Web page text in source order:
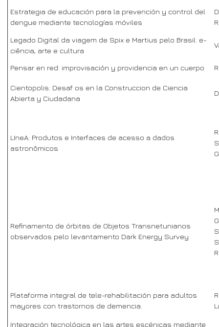
Estrategia de educación para la prevención y control del
dengue mediante tecnologías móviles
Legado Digital da viagem de Spix e Martius pelo Brasil: e-
ciência, arte e cultura
Pensar en red: improvisación y providencia en un cuerpo
Cientopolis: Desaf os en la Construccion de Ciencia
Abierta y Ciudadana
LIneA: Produtos e Interfaces de acesso a dados
astronômicos
Refinamento de órbitas de Objetos Transnetunianos
observados pelo levantamento Dark Energy Survey
Plataforma integral de tele-rehabilitación para adultos
mayores con trastornos de demencia.
Integración tecnológica en las artes escénicas mediante